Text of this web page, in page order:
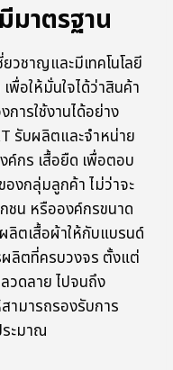
มาตรฐาน
วชาญและมีเทคโนโลยี
อให้มั่นใจได้ว่าสินค้า
ารใช้งานได้อย่าง
รับผลิตและจำหน่าย
ค์กร เสื้อยืด เพื่อตอบ
งกลุ่มลูกค้า ไม่ว่าจะ
ชน หรือองค์กรขนาด
ลิตเสื้อผ้าให้กับแบรนด์
ลิตที่ครบวงจร ตั้งแต่
วดลาย ไปจนถึง
ามารถรองรับการ
ะมาณ